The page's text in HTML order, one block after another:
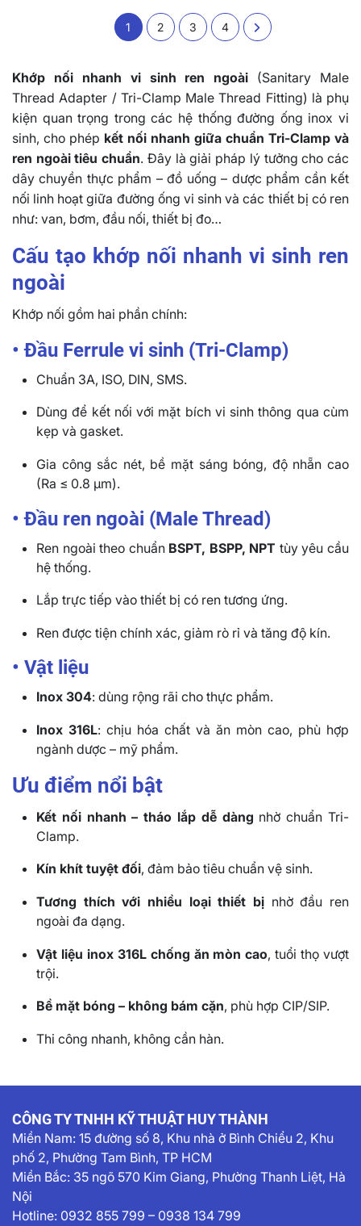
1 2 3 4
Khớp nối nhanh vi sinh ren ngoài (Sanitary Male
Thread Adapter / Tri-Clamp Male Thread Fitting) là phụ
kiện quan trọng trong các hệ thống đường ống inox vi
sinh, cho phép kết nối nhanh giữa chuẩn Tri-Clamp và
ren ngoài tiêu chuẩn. Đây là giải pháp lý tưởng cho các
dây chuyền thực phẩm – đồ uống – dược phẩm cần kết
nối linh hoạt giữa đường ống vi sinh và các thiết bị có ren
như: van, bơm, đầu nối, thiết bị đo…
Cấu tạo khớp nối nhanh vi sinh ren
ngoài
Khớp nối gồm hai phần chính:
• Đầu Ferrule vi sinh (Tri-Clamp)
Chuẩn 3A, ISO, DIN, SMS.
Dùng để kết nối với mặt bích vi sinh thông qua cùm
kẹp và gasket.
Gia công sắc nét, bề mặt sáng bóng, độ nhẵn cao
(Ra ≤ 0.8 µm).
• Đầu ren ngoài (Male Thread)
Ren ngoài theo chuẩn BSPT, BSPP, NPT tùy yêu cầu
hệ thống.
Lắp trực tiếp vào thiết bị có ren tương ứng.
Ren được tiện chính xác, giảm rò rỉ và tăng độ kín.
• Vật liệu
Inox 304: dùng rộng rãi cho thực phẩm.
Inox 316L: chịu hóa chất và ăn mòn cao, phù hợp
ngành dược – mỹ phẩm.
Ưu điểm nổi bật
Kết nối nhanh – tháo lắp dễ dàng nhờ chuẩn Tri-
Clamp.
Kín khít tuyệt đối, đảm bảo tiêu chuẩn vệ sinh.
Tương thích với nhiều loại thiết bị nhờ đầu ren
ngoài đa dạng.
Vật liệu inox 316L chống ăn mòn cao, tuổi thọ vượt
trội.
Bề mặt bóng – không bám cặn, phù hợp CIP/SIP.
Thi công nhanh, không cần hàn.
CÔNG TY TNHH KỸ THUẬT HUY THÀNH
Miền Nam: 15 đường số 8, Khu nhà ở Bình Chiểu 2, Khu
phố 2, Phường Tam Bình, TP HCM
Miền Bắc: 35 ngõ 570 Kim Giang, Phường Thanh Liệt, Hà
Nội
Hotline: 0932 855 799 – 0938 134 799